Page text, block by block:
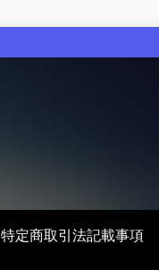
特定商取引法記載事項